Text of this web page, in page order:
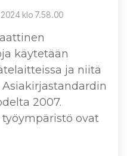
2024 klo 7.58.00
käytetään
ja niitä
2007.
ovat